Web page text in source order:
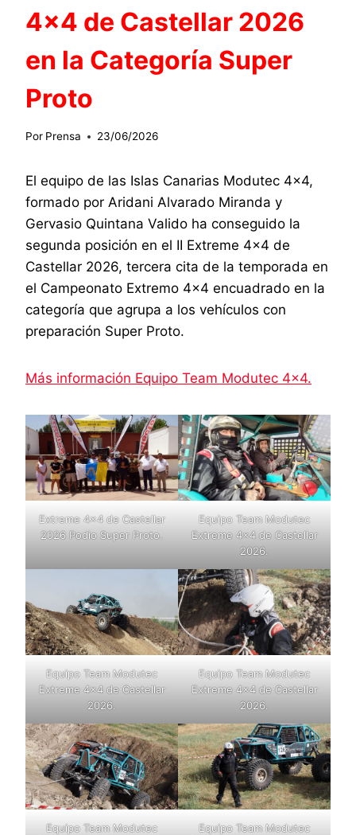
4×4 de Castellar 2026
en la Categoría Super
Proto
Por Prensa 23/06/2026
El equipo de las Islas Canarias Modutec 4×4,
formado por Aridani Alvarado Miranda y
Gervasio Quintana Valido ha conseguido la
segunda posición en el II Extreme 4×4 de
Castellar 2026, tercera cita de la temporada en
el Campeonato Extremo 4×4 encuadrado en la
categoría que agrupa a los vehículos con
preparación Super Proto.
Más información Equipo Team Modutec 4×4.
Extreme 4×4 de Castellar
2026 Podio Super Proto.
Equipo Team Modutec
Extreme 4×4 de Castellar
2026.
Equipo Team Modutec
Extreme 4×4 de Castellar
2026.
Equipo Team Modutec
Extreme 4×4 de Castellar
2026.
Equipo Team Modutec
Equipo Team Modutec